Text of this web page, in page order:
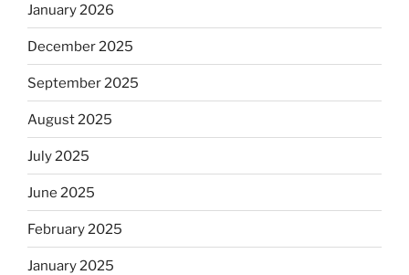
January 2026
December 2025
September 2025
August 2025
July 2025
June 2025
February 2025
January 2025